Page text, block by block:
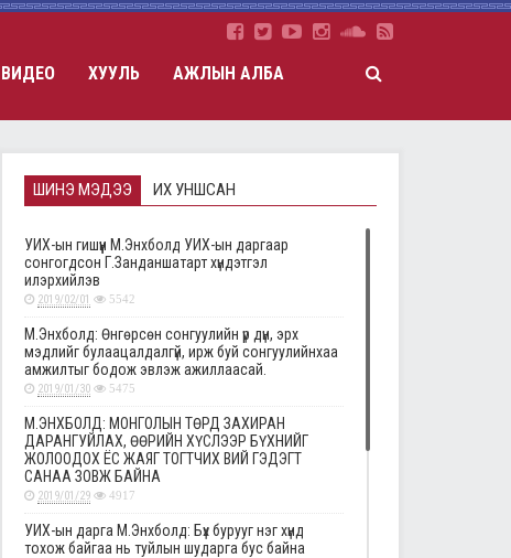
ВИДЕО ХУУЛЬ АЖЛЫН АЛБА
ШИНЭ МЭДЭЭ ИХ УНШСАН
УИХ-ын гишүүн М.Энхболд УИХ-ын даргаар
сонгогдсон Г.Занданшатарт хүндэтгэл
илэрхийлэв
2019/02/01 5542
М.Энхболд: Өнгөрсөн сонгуулийн үр дүн, эрх
мэдлийг булаацалдалгүй, ирж буй сонгуулийнхаа
амжилтыг бодож эвлэж ажиллаасай.
2019/01/30 5475
М.ЭНХБОЛД: МОНГОЛЫН ТӨРД ЗАХИРАН
ДАРАНГУЙЛАХ, ӨӨРИЙН ХҮСЛЭЭР БҮХНИЙГ
ЖОЛООДОХ ЁС ЖАЯГ ТОГТЧИХ ВИЙ ГЭДЭГТ
САНАА ЗОВЖ БАЙНА
2019/01/29 4917
УИХ-ын дарга М.Энхболд: Бүх бурууг нэг хүнд
тохож байгаа нь туйлын шударга бус байна